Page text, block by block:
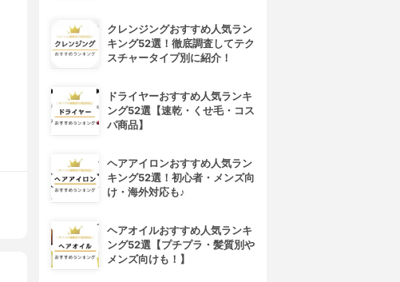
クレンジングおすすめ人気ラン
キング52選！徹底調査してテク
スチャータイプ別に紹介！
ドライヤーおすすめ人気ランキ
ング52選【速乾・くせ毛・コス
パ商品】
ヘアアイロンおすすめ人気ラン
キング52選！初心者・メンズ向
け・海外対応も♪
ヘアオイルおすすめ人気ランキ
ング52選【プチプラ・髪質別や
メンズ向けも！】